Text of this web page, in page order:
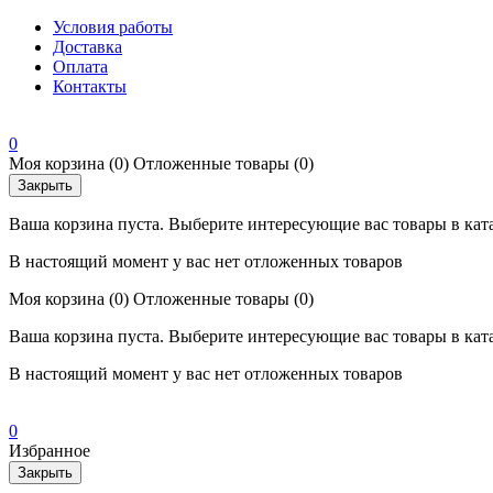
Условия работы
Доставка
Оплата
Контакты
0
Моя корзина (0) Отложенные товары (0)
Закрыть
Ваша корзина пуста. Выберите интересующие вас товары в
В настоящий момент у вас нет отложенных товаров
Моя корзина (0) Отложенные товары (0)
Ваша корзина пуста. Выберите интересующие вас товары в
В настоящий момент у вас нет отложенных товаров
0
Избранное
Закрыть